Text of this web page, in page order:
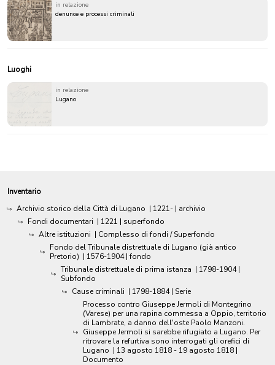
in relazione
denunce e processi criminali
Luoghi
in relazione
Lugano
Inventario
Archivio storico della Città di Lugano | 1221- | archivio
Fondi documentari | 1221 | superfondo
Altre istituzioni | Complesso di fondi / Superfondo
Fondo del Tribunale distrettuale di Lugano (già antico
Pretorio) | 1576-1904 | fondo
Tribunale distrettuale di prima istanza | 1798-1904 |
Subfondo
Cause criminali | 1798-1884 | Serie
Processo contro Giuseppe Jermoli di Montegrino
(Varese) per una rapina commessa a Oppio, territorio
di Lambrate, a danno dell'oste Paolo Manzoni.
Giuseppe Jermoli si sarebbe rifugiato a Lugano. Per
ritrovare la refurtiva sono interrogati gli orefici di
Lugano | 13 agosto 1818 - 19 agosto 1818 |
Documento